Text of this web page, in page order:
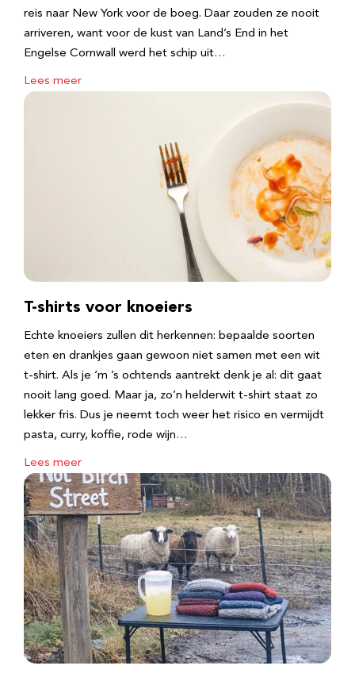
reis naar New York voor de boeg. Daar zouden ze nooit
arriveren, want voor de kust van Land’s End in het
Engelse Cornwall werd het schip uit…
Lees meer
T-shirts voor knoeiers
Echte knoeiers zullen dit herkennen: bepaalde soorten
eten en drankjes gaan gewoon niet samen met een wit
t-shirt. Als je ‘m ’s ochtends aantrekt denk je al: dit gaat
nooit lang goed. Maar ja, zo’n helderwit t-shirt staat zo
lekker fris. Dus je neemt toch weer het risico en vermijdt
pasta, curry, koffie, rode wijn…
Lees meer